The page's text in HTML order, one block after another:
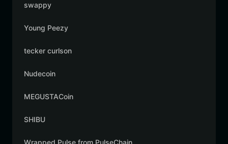
swappy
Young Peezy
tecker curlson
Nudecoin
MEGUSTACoin
SHIBU
Wrapped Pulse from PulseChain